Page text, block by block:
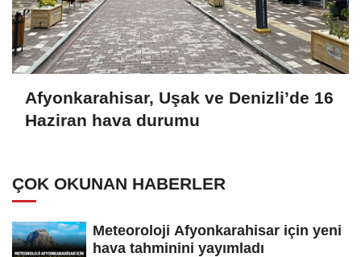
Afyonkarahisar, Uşak ve Denizli’de 16
Haziran hava durumu
ÇOK OKUNAN HABERLER
Meteoroloji Afyonkarahisar için yeni
hava tahminini yayımladı